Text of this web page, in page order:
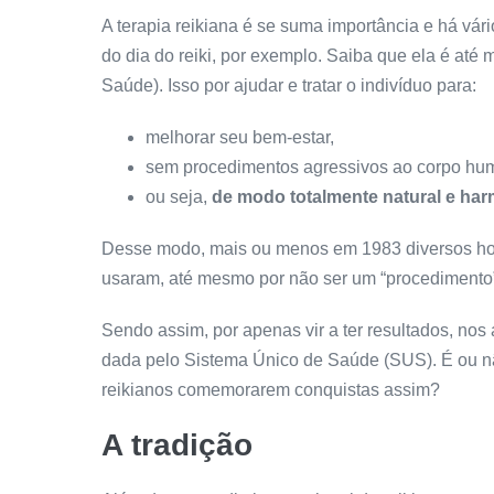
A terapia reikiana é se suma importância e há
do dia do reiki, por exemplo. Saiba que ela é até
Saúde). Isso por ajudar e tratar o indivíduo para:
melhorar seu bem-estar,
sem procedimentos agressivos ao corpo
ou seja, de modo totalmente natural e
Desse modo, mais ou menos em 1983 diversos
usaram, até mesmo por não ser um
Sendo assim, por apenas vir a ter resultados,
dada pelo Sistema Único de Saúde (SUS). É ou
reikianos comemorarem conquistas assim?
A tradição